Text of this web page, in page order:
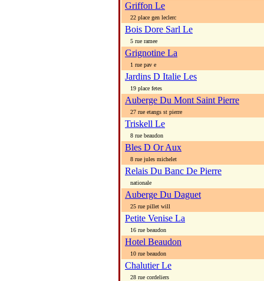
Griffon Le
22 place gen leclerc
Bois Dore Sarl Le
5 rue ramee
Grignotine La
1 rue pav e
Jardins D Italie Les
19 place fetes
Auberge Du Mont Saint Pierre
27 rue etangs st pierre
Triskell Le
8 rue beaudon
Bles D Or Aux
8 rue jules michelet
Relais Du Banc De Pierre
nationale
Auberge Du Daguet
25 rue pillet will
Petite Venise La
16 rue beaudon
Hotel Beaudon
10 rue beaudon
Chalutier Le
28 rue cordeliers